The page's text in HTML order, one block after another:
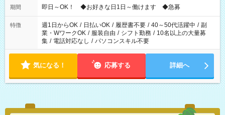
期間 即日～OK！ ◆お好きな日1日～働けます ◆急募
特徴 週1日からOK / 日払いOK / 履歴書不要 / 40～50代活躍中 / 副
業・WワークOK / 服装自由 / シフト勤務 / 10名以上の大量募
集 / 電話対応なし / パソコンスキル不要
気になる！ 応募する 詳細へ